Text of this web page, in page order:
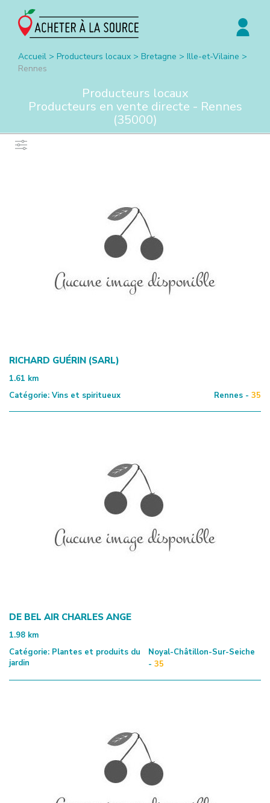
Accueil > Producteurs locaux > Bretagne > Ille-et-Vilaine >
Rennes
Producteurs locaux
Producteurs en vente directe - Rennes
(35000)
RICHARD GUÉRIN (SARL)
1.61 km
Catégorie: Vins et spiritueux Rennes - 35
DE BEL AIR CHARLES ANGE
1.98 km
Catégorie: Plantes et produits du
jardin
Noyal-Châtillon-Sur-Seiche
- 35